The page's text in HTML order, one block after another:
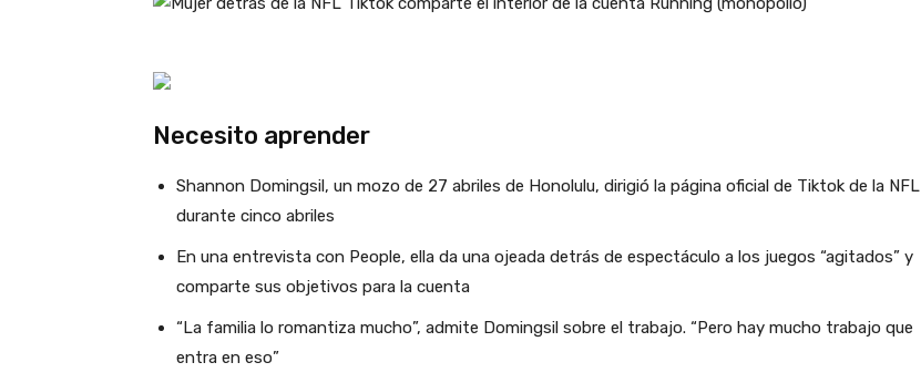
Necesito aprender
Shannon Domingsil, un mozo de 27 abriles de Honolulu, dirigió la página oficial de Tiktok de la NFL
durante cinco abriles
En una entrevista con People, ella da una ojeada detrás de espectáculo a los juegos “agitados” y
comparte sus objetivos para la cuenta
“La familia lo romantiza mucho”, admite Domingsil sobre el trabajo. “Pero hay mucho trabajo que
entra en eso”